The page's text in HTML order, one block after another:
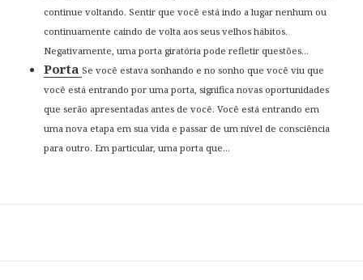
continue voltando. Sentir que você está indo a lugar nenhum ou
continuamente caindo de volta aos seus velhos hábitos.
Negativamente, uma porta giratória pode refletir questões...
PortaSe você estava sonhando e no sonho que você viu que
você está entrando por uma porta, significa novas oportunidades
que serão apresentadas antes de você. Você está entrando em
uma nova etapa em sua vida e passar de um nível de consciência
para outro. Em particular, uma porta que...